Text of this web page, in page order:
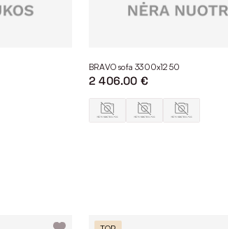
BRAVO sofa 3300x1250
2 406.00 €